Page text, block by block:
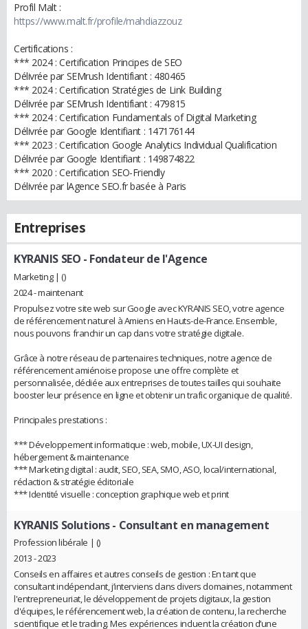
Profil Malt :
https://www.malt.fr/profile/mahdiazzouz
Certifications :
*** 2024 : Certification Principes de SEO
Délivrée par SEMrush Identifiant : 480465
*** 2024 : Certification Stratégies de Link Building
Délivrée par SEMrush Identifiant : 479815
*** 2024 : Certification Fundamentals of Digital Marketing
Délivrée par Google Identifiant : 147176144
*** 2023 : Certification Google Analytics Individual Qualification
Délivrée par Google Identifiant : 149874822
*** 2020 : Certification SEO-Friendly
Délivrée par lAgence SEO.fr basée à Paris
Entreprises
KYRANIS SEO - Fondateur de l'Agence
Marketing | ()
2024 - maintenant
Propulsez votre site web sur Google avec KYRANIS SEO, votre agence
de référencement naturel à Amiens en Hauts-de-France. Ensemble,
nous pouvons franchir un cap dans votre stratégie digitale.
Grâce à notre réseau de partenaires techniques, notre agence de
référencement amiénoise propose une offre complète et
personnalisée, dédiée aux entreprises de toutes tailles qui souhaite
booster leur présence en ligne et obtenir un trafic organique de qualité.
Principales prestations :
*** Développement informatique : web, mobile, UX-UI design,
hébergement & maintenance
*** Marketing digital : audit, SEO, SEA, SMO, ASO, local/international,
rédaction & stratégie éditoriale
*** Identité visuelle : conception graphique web et print
KYRANIS Solutions- Consultant en management
Profession libérale | ()
2013 - 2023
Conseils en affaires et autres conseils de gestion : En tant que
consultant indépendant, j’interviens dans divers domaines, notamment
l'entrepreneuriat, le développement de projets digitaux, la gestion
d'équipes, le référencement web, la création de contenu, la recherche
scientifique et le trading. Mes expériences incluent la création d’une